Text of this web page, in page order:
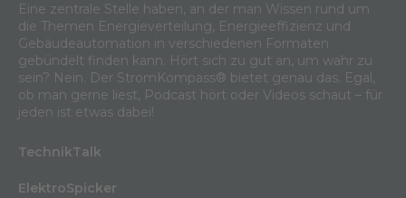
Eine zentrale Stelle haben, an der man Wissen rund um
die Themen Energieverteilung, Energieeffizienz und
Gebäudeautomation in verschiedenen Formaten
gebündelt finden kann. Hört sich zu gut an, um wahr zu
sein? Nein. Der StromKompass® bietet genau das. Egal,
ob man gerne liest, Podcast hört oder Videos schaut – für
jeden ist etwas dabei!
TechnikTalk
ElektroSpicker